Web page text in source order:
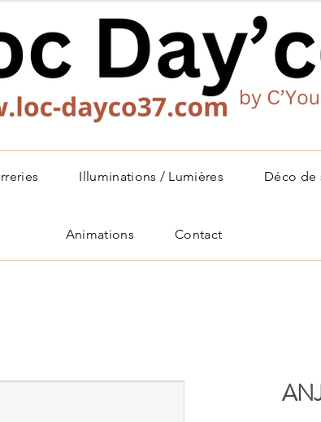
Illuminations / Lumières Déco de
Animations Contact